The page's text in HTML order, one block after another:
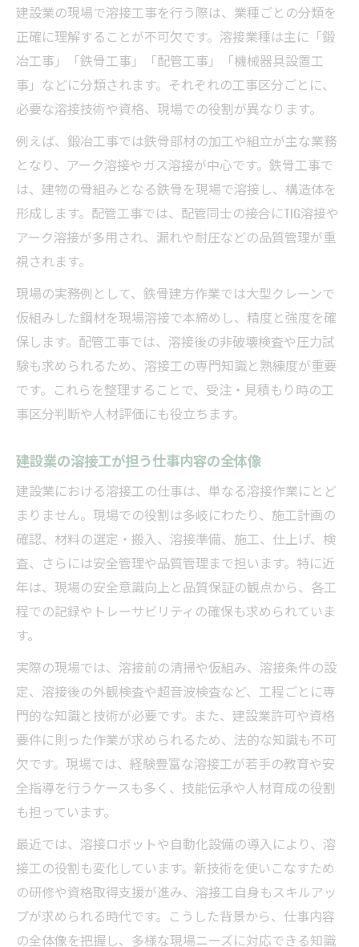
建設業で注目される溶接の新しい技術解説
最新動向を踏まえた建設業の溶接技術導入
法
ファイバーレーザーなど先端技術の活用実
例
建設業の現場が求める溶接革新のポイント
溶接工の将来性と新技術対応の現状分析
溶接工の業種比較で理解する建設現場の未来
建設業で活躍する溶接工の業種別比較分析
溶接工事の業種分類から見る現場の将来像
建設業で求められる溶接技能の進化と展望
溶接工の仕事内容の変化と業界標準の推移
最新技術が建設業の溶接 仕事に与える影響
建設業の現場で溶接工事を行う際は、業種ごとの分類を
正確に理解することが不可欠です。溶接業種は主に「鍛
冶工事」「鉄骨工事」「配管工事」「機械器具設置工
事」などに分類されます。それぞれの工事区分ごとに、
必要な溶接技術や資格、現場での役割が異なります。
例えば、鍛冶工事では鉄骨部材の加工や組立が主な業務
となり、アーク溶接やガス溶接が中心です。鉄骨工事で
は、建物の骨組みとなる鉄骨を現場で溶接し、構造体を
形成します。配管工事では、配管同士の接合にTIG溶接や
アーク溶接が多用され、漏れや耐圧などの品質管理が重
視されます。
現場の実務例として、鉄骨建方作業では大型クレーンで
仮組みした鋼材を現場溶接で本締めし、精度と強度を確
保します。配管工事では、溶接後の非破壊検査や圧力試
験も求められるため、溶接工の専門知識と熟練度が重要
です。これらを整理することで、受注・見積もり時の工
事区分判断や人材評価にも役立ちます。
建設業の溶接工が担う仕事内容の全体像
建設業における溶接工の仕事は、単なる溶接作業にとど
まりません。現場での役割は多岐にわたり、施工計画の
確認、材料の選定・搬入、溶接準備、施工、仕上げ、検
査、さらには安全管理や品質管理まで担います。特に近
年は、現場の安全意識向上と品質保証の観点から、各工
程での記録やトレーサビリティの確保も求められていま
す。
実際の現場では、溶接前の清掃や仮組み、溶接条件の設
定、溶接後の外観検査や超音波検査など、工程ごとに専
門的な知識と技術が必要です。また、建設業許可や資格
要件に則った作業が求められるため、法的な知識も不可
欠です。現場では、経験豊富な溶接工が若手の教育や安
全指導を行うケースも多く、技能伝承や人材育成の役割
も担っています。
最近では、溶接ロボットや自動化設備の導入により、溶
接工の役割も変化しています。新技術を使いこなすため
の研修や資格取得支援が進み、溶接工自身もスキルアッ
プが求められる時代です。こうした背景から、仕事内容
の全体像を把握し、多様な現場ニーズに対応できる知識